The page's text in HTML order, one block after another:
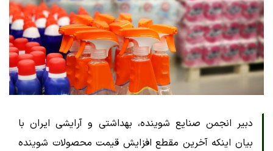
دبیر انجمن صنایع شوینده، بهداشتی و آرایشی ایران با
بیان اینکه آخرین مقطع افزایش قیمت محصولات شوینده